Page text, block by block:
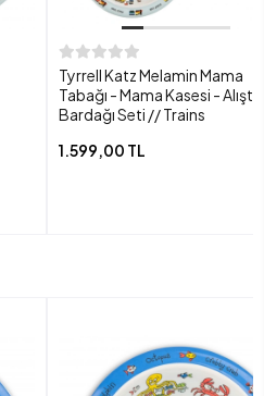
Tyrrell Katz Melamin Mama
Tabağı - Mama Kasesi -
Bardağı Seti // Trains
1.599,00 TL